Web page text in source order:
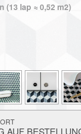
(13 lap ≈ 0,52 m2)
AUF